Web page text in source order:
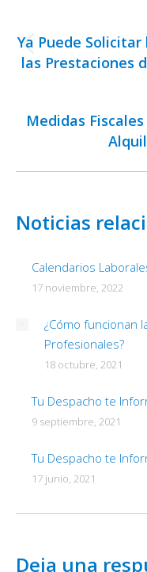
entre
Ya Puede
las Prestaciones
Medidas
Noticias
Calendarios
17 noviembre, 2022
¿Cómo funcionan
Profesionales?
18 octubre, 2021
Tu Despacho te
9 septiembre, 2021
Tu Despacho te
17 junio, 2021
Deja una